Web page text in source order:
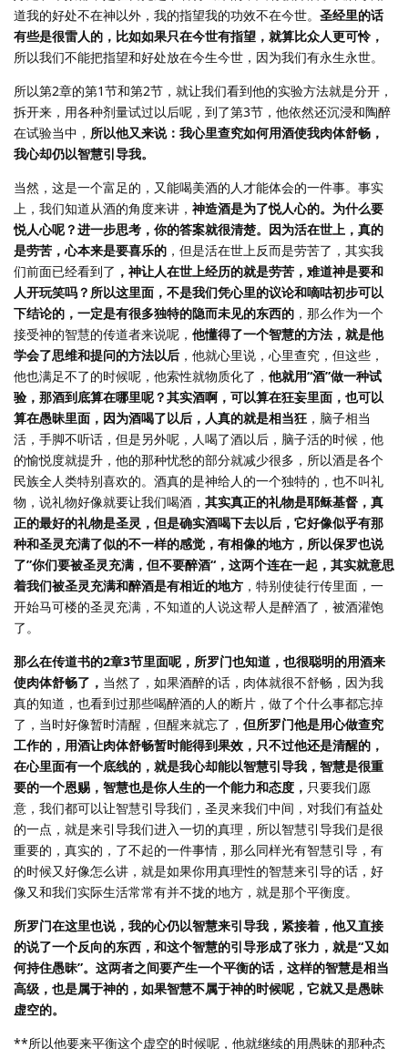
道我的好处不在神以外，我的指望我的功效不在今世。 圣经里的话
有些是很雷人的，比如如果只在今世有指望，就算比众人更可怜，
所以我们不能把指望和好处放在今生今世，因为我们有永生永世。
所以第2章的第1节和第2节，就让我们看到他的实验方法就是分开，
拆开来，用各种剂量试过以后呢，到了第3节，他依然还沉浸和陶醉
在试验当中， 所以他又来说：我心里查究如何用酒使我肉体舒畅，
我心却仍以智慧引导我。
当然，这是一个富足的，又能喝美酒的人才能体会的一件事。事实
上，我们知道从酒的角度来讲， 神造酒是为了悦人心的。为什么要
悦人心呢？进一步思考，你的答案就很清楚。因为活在世上，真的
是劳苦，心本来是要喜乐的 ，但是活在世上反而是劳苦了，其实我
们前面已经看到了 ，神让人在世上经历的就是劳苦，难道神是要和
人开玩笑吗？所以这里面，不是我们凭心里的议论和嘀咕初步可以
下结论的，一定是有很多独特的隐而未见的东西的 ，那么作为一个
接受神的智慧的传道者来说呢， 他懂得了一个智慧的方法，就是他
学会了思维和提问的方法以后 ，他就心里说，心里查究，但这些，
他也满足不了的时候呢，他索性就物质化了， 他就用“酒”做一种试
验，那酒到底算在哪里呢？其实酒啊，可以算在狂妄里面，也可以
算在愚昧里面，因为酒喝了以后，人真的就是相当狂 ，脑子相当
活，手脚不听话，但是另外呢，人喝了酒以后，脑子活的时候，他
的愉悦度就提升，他的那种忧愁的部分就减少很多，所以酒是各个
民族全人类特别喜欢的。酒真的是神给人的一个独特的，也不叫礼
物，说礼物好像就要让我们喝酒， 其实真正的礼物是耶稣基督，真
正的最好的礼物是圣灵，但是确实酒喝下去以后，它好像似乎有那
种和圣灵充满了似的不一样的感觉，有相像的地方，所以保罗也说
了”你们要被圣灵充满，但不要醉酒“，这两个连在一起，其实就意思
着我们被圣灵充满和醉酒是有相近的地方 ，特别使徒行传里面，一
开始马可楼的圣灵充满，不知道的人说这帮人是醉酒了，被酒灌饱
了。
那么在传道书的2章3节里面呢，所罗门也知道，也很聪明的用酒来
使肉体舒畅了， 当然了，如果酒醉的话，肉体就很不舒畅，因为我
真的知道，也看到过那些喝醉酒的人的断片，做了个什么事都忘掉
了，当时好像暂时清醒，但醒来就忘了， 但所罗门他是用心做查究
工作的，用酒让肉体舒畅暂时能得到果效，只不过他还是清醒的，
在心里面有一个底线的，就是我心却能以智慧引导我，智慧是很重
要的一个恩赐，智慧也是你人生的一个能力和态度， 只要我们愿
意，我们都可以让智慧引导我们，圣灵来我们中间，对我们有益处
的一点，就是来引导我们进入一切的真理，所以智慧引导我们是很
重要的，真实的，了不起的一件事情，那么同样光有智慧引导，有
的时候又好像怎么讲，就是如果你用真理性的智慧来引导的话，好
像又和我们实际生活常常有并不拢的地方，就是那个平衡度。
所罗门在这里也说，我的心仍以智慧来引导我，紧接着，他又直接
的说了一个反向的东西，和这个智慧的引导形成了张力，就是“又如
何持住愚昧”。这两者之间要产生一个平衡的话，这样的智慧是相当
高级，也是属于神的，如果智慧不属于神的时候呢，它就又是愚昧
虚空的。
**所以他要来平衡这个虚空的时候呢，他就继续的用愚昧的那种态